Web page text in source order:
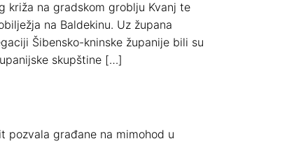
križa na gradskom groblju Kvanj te
na Baldekinu. Uz župana
Šibensko-kninske županije bili su
skupštine […]